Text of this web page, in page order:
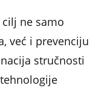
ne samo
već i prevenciju
stručnosti